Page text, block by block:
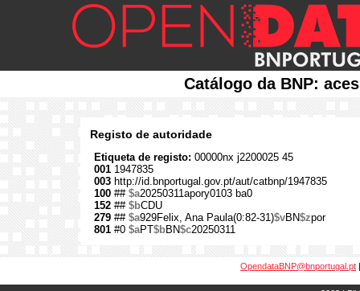
Catálogo da BNP:
Registo de autoridade
Etiqueta de registo: 00000nx j2200025 45
001 1947835
003 http://id.bnportugal.gov.pt/aut/catbnp/1947835
100 ## $a20250311apory0103 ba0
152 ## $bCDU
279 ## $a929Felix, Ana Paula(0:82-31)$vBN$zpor
801 #0 $aPT$bBN$c20250311
OpendataBNP@bnportugal.pt